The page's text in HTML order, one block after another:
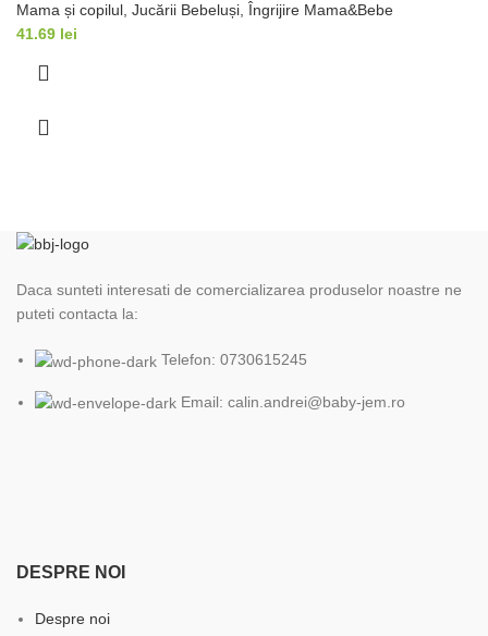
Mama și copilul Jucării Bebeluși Îngrijire Mama&Bebe
41.69 lei
Daca sunteti interesati de comercializarea produselor noastre ne
puteti contacta la:
Telefon: 0730615245
Email: calin.andrei@baby-jem.ro
DESPRE NOI
Despre noi